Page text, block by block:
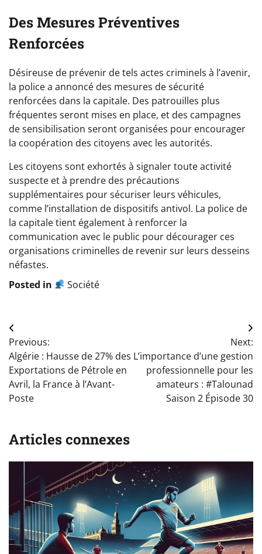
Des Mesures Préventives
Renforcées
Désireuse de prévenir de tels actes criminels à l’avenir,
la police a annoncé des mesures de sécurité
renforcées dans la capitale. Des patrouilles plus
fréquentes seront mises en place, et des campagnes
de sensibilisation seront organisées pour encourager
la coopération des citoyens avec les autorités.
Les citoyens sont exhortés à signaler toute activité
suspecte et à prendre des précautions
supplémentaires pour sécuriser leurs véhicules,
comme l’installation de dispositifs antivol. La police de
la capitale tient également à renforcer la
communication avec le public pour décourager ces
organisations criminelles de revenir sur leurs desseins
néfastes.
Posted in
Société
Navigation
de
l’article
Previous:
Algérie : Hausse de 27% des
Exportations de Pétrole en
Avril, la France à l’Avant-
Poste
Next:
L’importance d’une gestion
professionnelle pour les
amateurs : #Talounad
Saison 2 Épisode 30
Articles connexes